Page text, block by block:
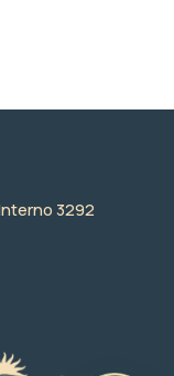
3292